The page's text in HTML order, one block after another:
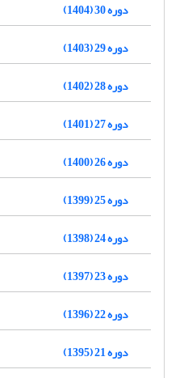
دوره 30 (1404)
دوره 29 (1403)
دوره 28 (1402)
دوره 27 (1401)
دوره 26 (1400)
دوره 25 (1399)
دوره 24 (1398)
دوره 23 (1397)
دوره 22 (1396)
دوره 21 (1395)